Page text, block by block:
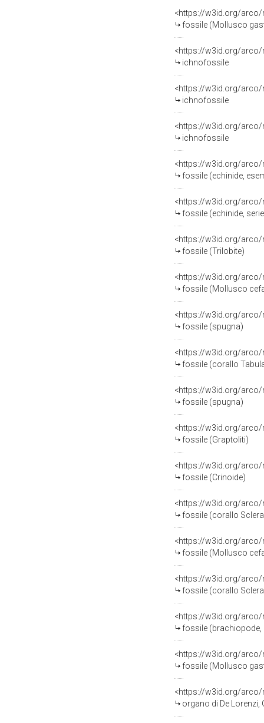
<https://w3id.org/arco/
fossile (Mollusco
<https://w3id.org/arco/
ichnofossile
<https://w3id.org/arco/
ichnofossile
<https://w3id.org/arco/
ichnofossile
<https://w3id.org/arco/
fossile (echinide,
<https://w3id.org/arco/
fossile (echinide,
<https://w3id.org/arco/
fossile (Trilobite)
<https://w3id.org/arco/
fossile (Mollusco
<https://w3id.org/arco/
fossile (spugna)
<https://w3id.org/arco/
fossile (corallo
<https://w3id.org/arco/
fossile (spugna)
<https://w3id.org/arco/
fossile (Graptoliti)
<https://w3id.org/arco/
fossile (Crinoide)
<https://w3id.org/arco/
fossile (corallo
<https://w3id.org/arco/
fossile (Mollusco
<https://w3id.org/arco/
fossile (corallo
<https://w3id.org/arco/
fossile (brachiopode,
<https://w3id.org/arco/
fossile (Mollusco
<https://w3id.org/
organo di De Lorenzi,